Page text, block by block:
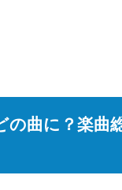
の曲に？楽曲